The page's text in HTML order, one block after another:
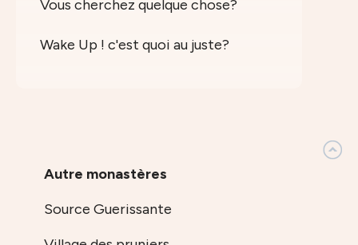
Vous cherchez quelque chose?
Wake Up ! c'est quoi au juste?
Autre monastères
Source Guerissante